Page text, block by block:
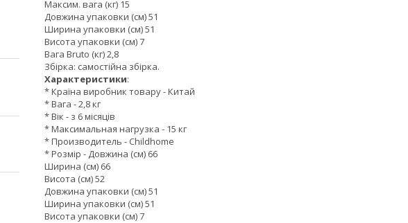
Максим. вага (кг) 15
Довжина упаковки (см) 51
Ширина упаковки (см) 51
Висота упаковки (см) 7
Вага Bruto (кг) 2,8
Збірка: самостійна збірка.
Характеристики:
* Країна виробник товару - Китай
* Вага - 2,8 кг
* Вік - з 6 місяців
* Максимальная нагрузка - 15 кг
* Производитель - Childhome
* Розмір - Довжина (см) 66
Ширина (см) 66
Висота (см) 52
Довжина упаковки (см) 51
Ширина упаковки (см) 51
Висота упаковки (см) 7